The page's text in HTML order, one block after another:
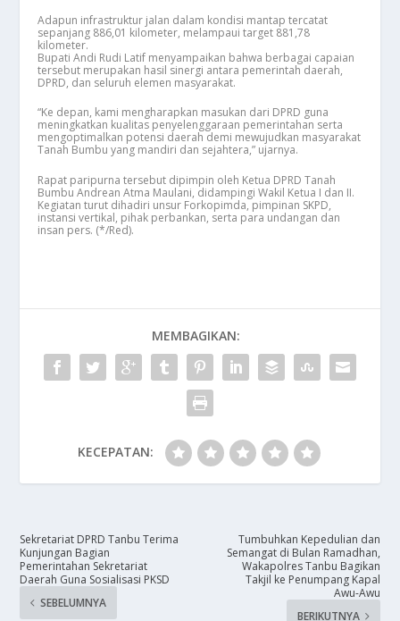
Adapun infrastruktur jalan dalam kondisi mantap tercatat
sepanjang 886,01 kilometer, melampaui target 881,78
kilometer.
Bupati Andi Rudi Latif menyampaikan bahwa berbagai capaian
tersebut merupakan hasil sinergi antara pemerintah daerah,
DPRD, dan seluruh elemen masyarakat.
“Ke depan, kami mengharapkan masukan dari DPRD guna
meningkatkan kualitas penyelenggaraan pemerintahan serta
mengoptimalkan potensi daerah demi mewujudkan masyarakat
Tanah Bumbu yang mandiri dan sejahtera,” ujarnya.
Rapat paripurna tersebut dipimpin oleh Ketua DPRD Tanah
Bumbu Andrean Atma Maulani, didampingi Wakil Ketua I dan II.
Kegiatan turut dihadiri unsur Forkopimda, pimpinan SKPD,
instansi vertikal, pihak perbankan, serta para undangan dan
insan pers. (*/Red).
MEMBAGIKAN:
KECEPATAN:
Sekretariat DPRD Tanbu Terima
Kunjungan Bagian
Pemerintahan Sekretariat
Daerah Guna Sosialisasi PKSD
SEBELUMNYA
Tumbuhkan Kepedulian dan
Semangat di Bulan Ramadhan,
Wakapolres Tanbu Bagikan
Takjil ke Penumpang Kapal
Awu-Awu
BERIKUTNYA